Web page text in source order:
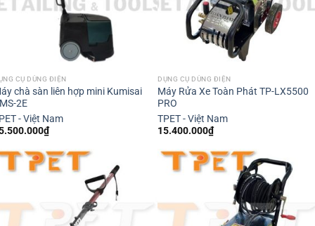
CỤ DÙNG ĐIỆN
chà sàn liên hợp mini Kumisai
2E
- Việt Nam
₫
DỤNG CỤ DÙNG ĐIỆN
Máy Rửa Xe Toàn Phát TP-LX5500
PRO
TPET - Việt Nam
15.400.000₫